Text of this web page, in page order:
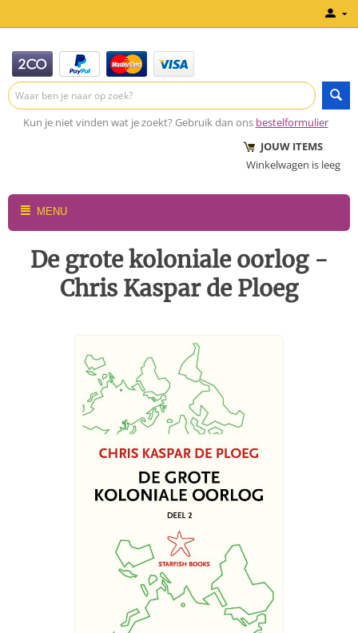
Kun je niet vinden wat je zoekt? Gebruik dan ons bestelformulier
JOUW ITEMS
Winkelwagen is leeg
MENU
De grote koloniale oorlog -
Chris Kaspar de Ploeg